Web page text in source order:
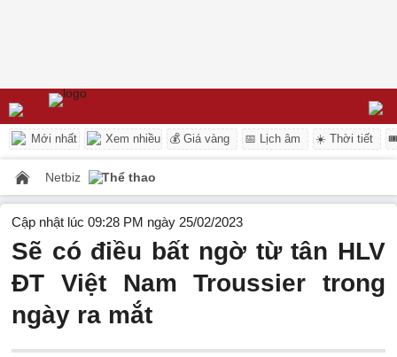
Mới nhất Xem nhiều 💰 Giá vàng 📅 Lịch âm ☀️ Thời tiết
Netbiz Thể thao
Cập nhật lúc 09:28 PM ngày 25/02/2023
Sẽ có điều bất ngờ từ tân HLV
ĐT Việt Nam Troussier trong
ngày ra mắt